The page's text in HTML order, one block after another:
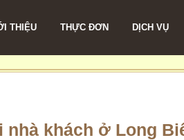
THIỆU THỰC ĐƠN DỊCH VỤ
nhà khách ở Long